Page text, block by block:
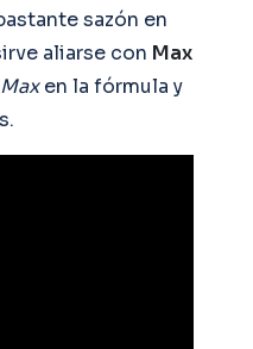
sazón en
aliarse con Max
Maxen la fórmula y